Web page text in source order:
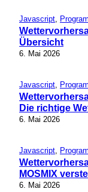
Javascript
Übersicht
6. Mai 2026
Javascript
Die richtige
6. Mai 2026
Javascript
MOSMIX
6. Mai 2026